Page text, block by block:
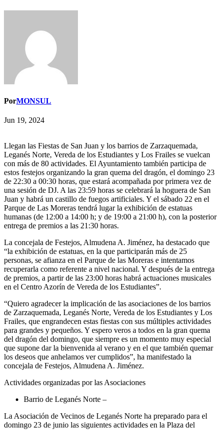
PorMONSUL
Jun 19, 2024
Llegan las Fiestas de San Juan y los barrios de Zarzaquemada,
Leganés Norte, Vereda de los Estudiantes y Los Frailes se vuelcan
con más de 80 actividades. El Ayuntamiento también participa de
estos festejos organizando la gran quema del dragón, el domingo 23
de 22:30 a 00:30 horas, que estará acompañada por primera vez de
una sesión de DJ. A las 23:59 horas se celebrará la hoguera de San
Juan y habrá un castillo de fuegos artificiales. Y el sábado 22 en el
Parque de Las Moreras tendrá lugar la exhibición de estatuas
humanas (de 12:00 a 14:00 h; y de 19:00 a 21:00 h), con la posterior
entrega de premios a las 21:30 horas.
La concejala de Festejos, Almudena A. Jiménez, ha destacado que
“la exhibición de estatuas, en la que participarán más de 25
personas, se afianza en el Parque de las Moreras e intentamos
recuperarla como referente a nivel nacional. Y después de la entrega
de premios, a partir de las 23:00 horas habrá actuaciones musicales
en el Centro Azorín de Vereda de los Estudiantes”.
“Quiero agradecer la implicación de las asociaciones de los barrios
de Zarzaquemada, Leganés Norte, Vereda de los Estudiantes y Los
Frailes, que engrandecen estas fiestas con sus múltiples actividades
para grandes y pequeños. Y espero veros a todos en la gran quema
del dragón del domingo, que siempre es un momento muy especial
que supone dar la bienvenida al verano y en el que también quemar
los deseos que anhelamos ver cumplidos”, ha manifestado la
concejala de Festejos, Almudena A. Jiménez.
Actividades organizadas por las Asociaciones
Barrio de Leganés Norte –
La Asociación de Vecinos de Leganés Norte ha preparado para el
domingo 23 de junio las siguientes actividades en la Plaza del